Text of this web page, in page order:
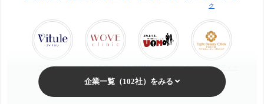
ク
ヴィトゥレ
ウォブクリニック中
目黒
UOMO（ウオモ） エイトビューティー
クリニック